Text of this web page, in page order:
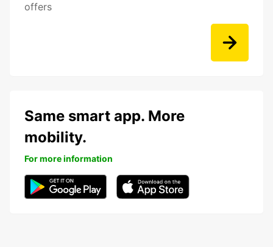
offers
Same smart app. More
mobility.
For more information